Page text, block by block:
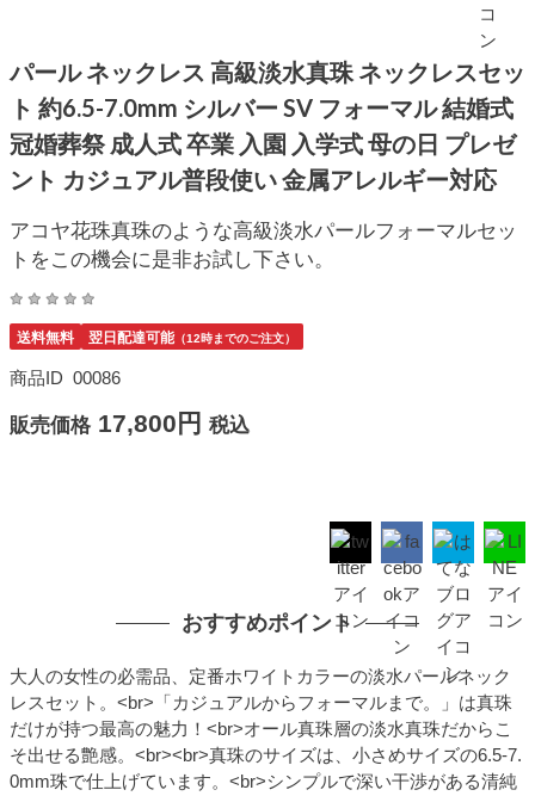
パール ネックレス 高級淡水真珠 ネックレスセッ
ト 約6.5-7.0mm シルバー SV フォーマル 結婚式
冠婚葬祭 成人式 卒業 入園 入学式 母の日 プレゼ
ント カジュアル普段使い 金属アレルギー対応
アコヤ花珠真珠のような高級淡水パールフォーマルセッ
トをこの機会に是非お試し下さい。
送料無料 翌日配達可能（12時までのご注文）
商品ID 00086
販売価格 17,800円 税込
おすすめポイント
大人の女性の必需品、定番ホワイトカラーの淡水パールネック
レスセット。<br>「カジュアルからフォーマルまで。」は真珠
だけが持つ最高の魅力！<br>オール真珠層の淡水真珠だからこ
そ出せる艶感。<br><br>真珠のサイズは、小さめサイズの6.5-7.
0mm珠で仕上げています。<br>シンプルで深い干渉がある清純